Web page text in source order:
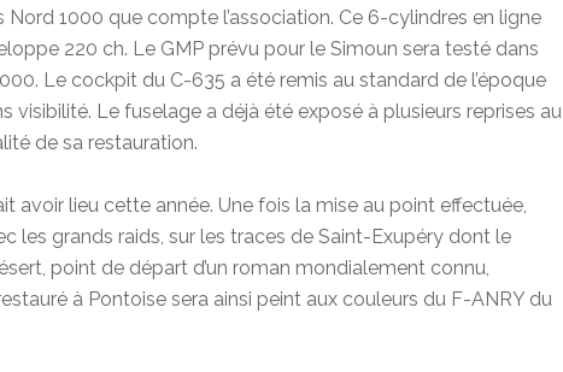
1000 que compte l’association. Ce 6-cylindres en ligne
220 ch. Le GMP prévu pour le Simoun sera testé dans
Le cockpit du C-635 a été remis au standard de l’époque
visibilité. Le fuselage a déjà été exposé à plusieurs reprises au
de sa restauration.
avoir lieu cette année. Une fois la mise au point effectuée,
les grands raids, sur les traces de Saint-Exupéry dont le
point de départ d’un roman mondialement connu,
à Pontoise sera ainsi peint aux couleurs du F-ANRY du